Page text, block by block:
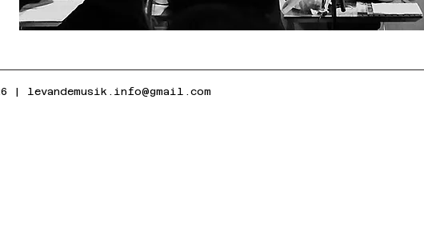
| levandemusik.info@gmail.com